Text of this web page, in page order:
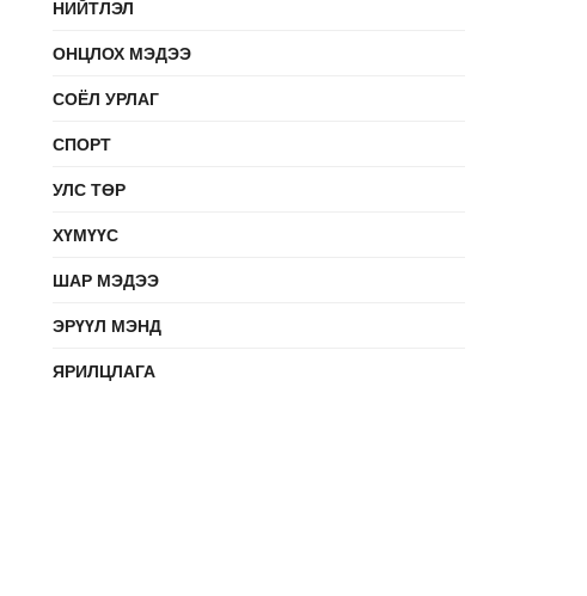
НИЙТЛЭЛ
ОНЦЛОХ МЭДЭЭ
СОЁЛ УРЛАГ
СПОРТ
УЛС ТӨР
ХҮМҮҮС
ШАР МЭДЭЭ
ЭРҮҮЛ МЭНД
ЯРИЛЦЛАГА